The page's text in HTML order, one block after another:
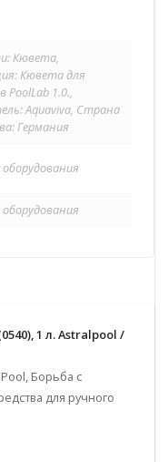
Кювета,
Кювета для
1.0.,
Aquaviva, Страна
Германия
1 л. Astralpool /
Борьба с
для ручного